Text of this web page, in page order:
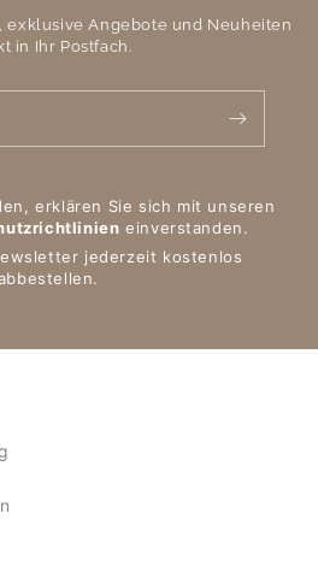
exklusive Angebote und Neuheiten
in Ihr Postfach.
erklären Sie sich mit unseren
einverstanden.
jederzeit kostenlos